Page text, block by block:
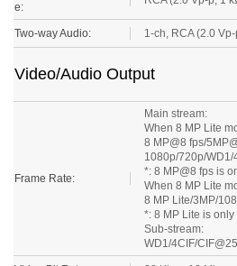
Two-way Audio: 1-ch, RCA (2.0
Main stream:
When 8 MP Lite
8 MP@8 fps/
1080p/720p/WD1/
*: 8 MP@8 fps is
When 8 MP Lite
8 MP Lite/3MP/
*: 8 MP Lite is
Sub-stream:
WD1/4CIF/
Video Bit Rate: 32 Kbps-10 Mbps